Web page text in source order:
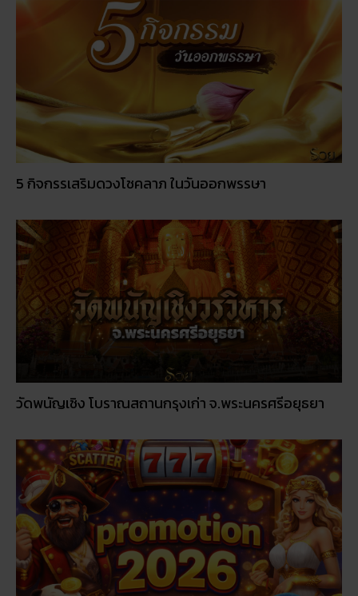
5 กิจกรรเสริมดวงโชคลาภ ในวันออกพรรษา
วัดพนัญเชิง โบราณสถานกรุงเก่า จ.พระนครศรีอยุธยา